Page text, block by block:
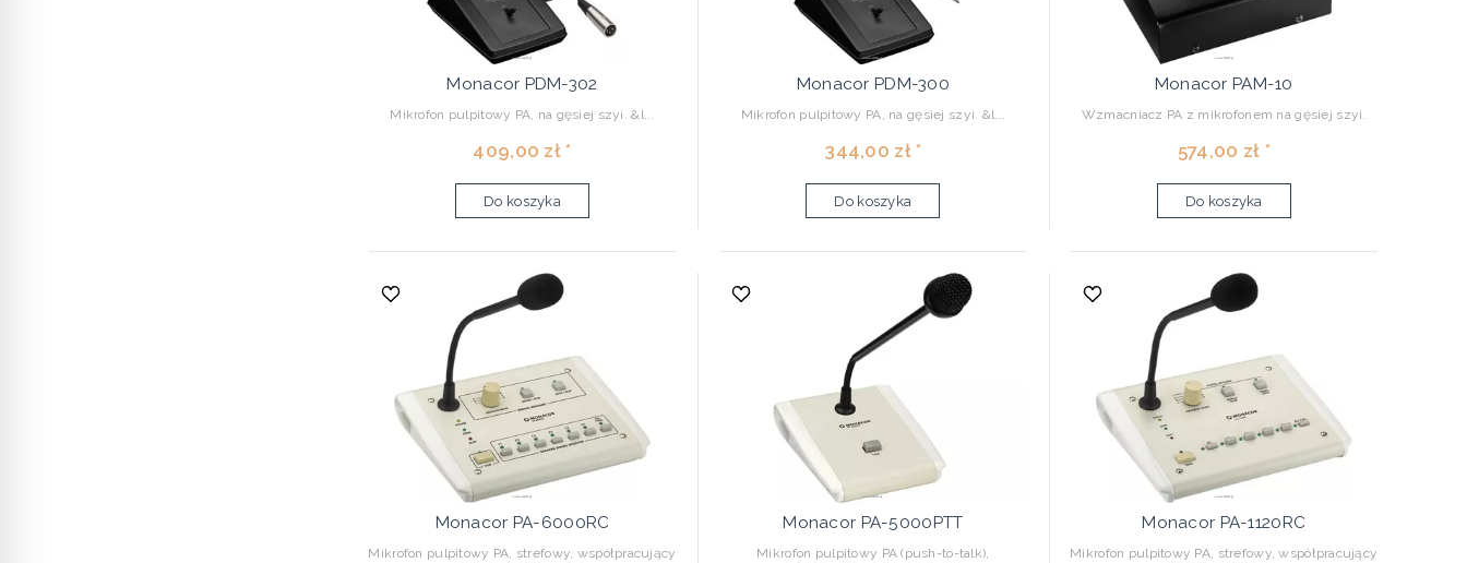
Monacor PDM-302
Mikrofon pulpitowy PA, na gęsiej szyi. &l...
409,00 zł *
Do koszyka
Monacor PDM-300
Mikrofon pulpitowy PA, na gęsiej szyi. &l...
344,00 zł *
Do koszyka
Monacor PAM-10
Wzmacniacz PA z mikrofonem na gęsiej szyi.
574,00 zł *
Do koszyka
Monacor PA-6000RC
Mikrofon pulpitowy PA, strefowy, współpracujący
Monacor PA-5000PTT
Mikrofon pulpitowy PA (push-to-talk),
Monacor PA-1120RC
Mikrofon pulpitowy PA, strefowy, współpracujący